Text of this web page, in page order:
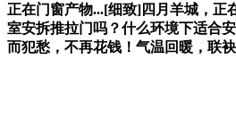
正在门窗产物...[细致]四月羊城，正
室安拆推拉门吗？什么环境下适合
而犯愁，不再花钱！气温回暖，联